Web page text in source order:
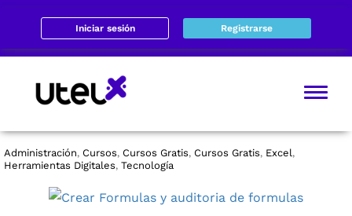
Iniciar sesión Registrarse
Administración, Cursos, Cursos Gratis, Cursos Gratis, Excel,
Herramientas Digitales, Tecnología